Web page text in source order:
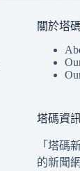
關於塔碼
塔碼資
「塔碼
的新聞